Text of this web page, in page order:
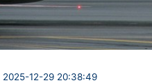
2025-12-29 20:38:49